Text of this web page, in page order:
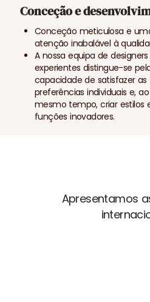
Conceção e
Conceção meticulosa e
atenção inabalável à
A nossa equipa de designers
experientes distingue-se
capacidade de satisfazer as
preferências individuais e, ao
mesmo tempo, criar estilos
funções inovadores.
Apresentamos